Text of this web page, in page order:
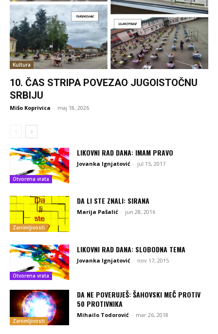
Kultura
10. ČAS STRIPA POVEZAO JUGOISTOČNU
SRBIJU
Mišo Koprivica - maj 18, 2026
Otvorena vrata
LIKOVNI RAD DANA: IMAM PRAVO
Jovanka Ignjatović - jul 15, 2017
Zanimljivosti
DA LI STE ZNALI: SIRANA
Marija Pašalić - jun 28, 2016
Otvorena vrata
LIKOVNI RAD DANA: SLOBODNA TEMA
Jovanka Ignjatović - nov 17, 2015
Zanimljivosti
DA NE POVERUJEŠ: ŠAHOVSKI MEČ PROTIV
50 PROTIVNIKA
Mihailo Todorović - mar 26, 2018